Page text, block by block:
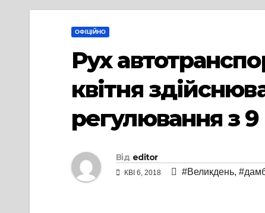
ОФІЦІЙНО
Рух
квітня
регулювання з
Від editor
КВІ 6, 2018 #Великдень,